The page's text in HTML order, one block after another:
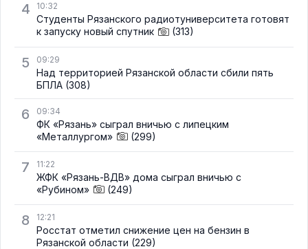
4 10:32
Студенты Рязанского радиотуниверситета готовят
к запуску новый спутник
(313)
5 09:29
Над территорией Рязанской области сбили пять
БПЛА (308)
6 09:34
ФК «Рязань» сыграл вничью с липецким
«Металлургом»
(299)
7 11:22
ЖФК «Рязань-ВДВ» дома сыграл вничью с
«Рубином»
(249)
8 12:21
Росстат отметил снижение цен на бензин в
Рязанской области (229)